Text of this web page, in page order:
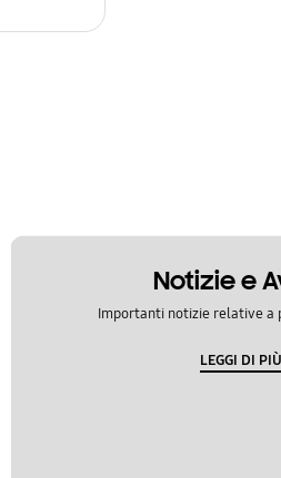
Notizie e
Importanti notizie relative a
LEGGI DI PIÙ